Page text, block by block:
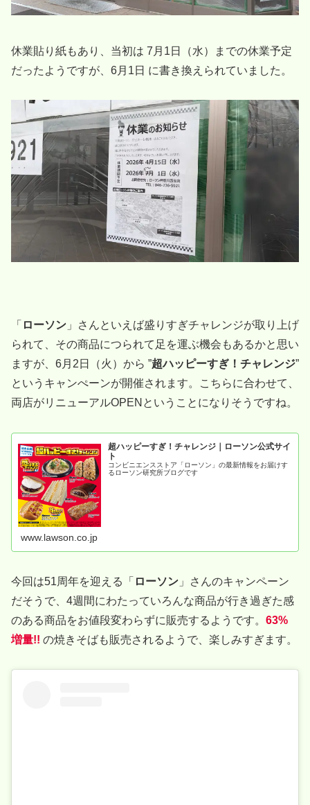
休業貼り紙もあり、当初は 7月1日（水）までの休業予定
だったようですが、6月1日 に書き換えられていました。
「 ローソン 」さんといえば盛りすぎチャレンジが取り上げ
られて、その商品につられて足を運ぶ機会もあるかと思い
ますが、6月2日（火）から ”超ハッピーすぎ！チャレンジ”
というキャンぺーンが開催されます。こちらに合わせて、
両店がリニューアルOPENということになりそうですね。
超ハッピーすぎ！チャレンジ｜ローソン公式サイ
ト
コンビニエンスストア「ローソン」の最新情報をお届けす
るローソン研究所ブログです
www.lawson.co.jp
今回は51周年を迎える「 ローソン 」さんのキャンペーン
だそうで、4週間にわたっていろんな商品が行き過ぎた感
のある商品をお値段変わらずに販売するようです。 63%
増量!! の焼きそばも販売されるようで、楽しみすぎます。